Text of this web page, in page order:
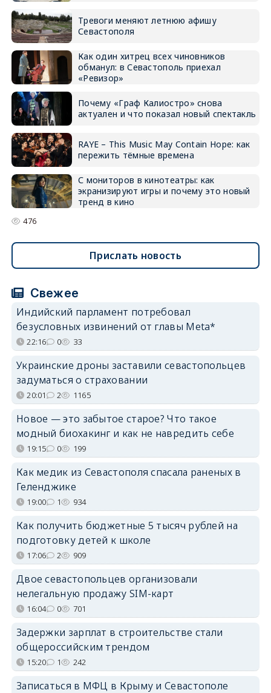
Тревоги меняют летнюю афишу
Севастополя
Как один хитрец всех чиновников
обманул: в Севастополь приехал
«Ревизор»
Почему «Граф Калиостро» снова
актуален и что показал новый спектакль
RAYE – This Music May Contain Hope: как
пережить тёмные времена
С мониторов в кинотеатры: как
экранизируют игры и почему это новый
тренд в кино
476
Прислать новость
Свежее
Индийский парламент потребовал
безусловных извинений от главы Meta*
22:16 0 33
Украинские дроны заставили севастопольцев
задуматься о страховании
20:01 2 1165
Новое — это забытое старое? Что такое
модный биохакинг и как не навредить себе
19:15 0 199
Как медик из Севастополя спасала раненых в
Геленджике
19:00 1 934
Как получить бюджетные 5 тысяч рублей на
подготовку детей к школе
17:06 2 909
Двое севастопольцев организовали
нелегальную продажу SIM-карт
16:04 0 701
Задержки зарплат в строительстве стали
общероссийским трендом
15:20 1 242
Записаться в МФЦ в Крыму и Севастополе